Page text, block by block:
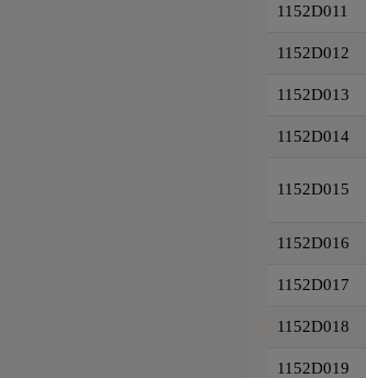
1152D011
1152D012
1152D013
1152D014
1152D015
1152D016
1152D017
1152D018
1152D019